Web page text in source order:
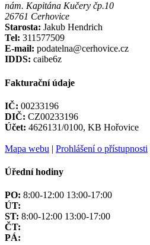
nám. Kapitána Kučery čp.10
26761 Cerhovice
Starosta: Jakub Hendrich
Tel: 311577509
E-mail: podatelna@cerhovice.cz
IDDS: caibe6z
Fakturační údaje
IČ: 00233196
DIČ: CZ00233196
Účet: 4626131/0100, KB Hořovice
Mapa webu | Prohlášení o přístupnosti
Úřední hodiny
PO: 8:00-12:00 13:00-17:00
ÚT:
ST: 8:00-12:00 13:00-17:00
ČT:
PÁ: